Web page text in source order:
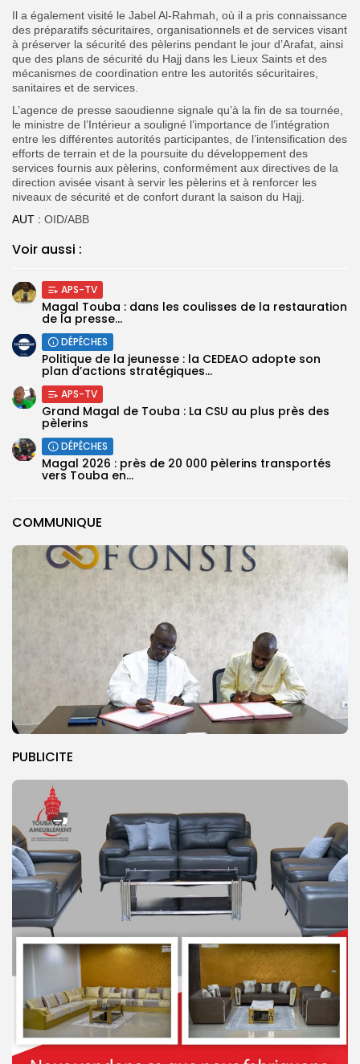
COMMUNIQUE
PUBLICITE
Il a également visité le Jabel Al-Rahmah, où il a pris connaissance
des préparatifs sécuritaires, organisationnels et de services visant
à préserver la sécurité des pèlerins pendant le jour d’Arafat, ainsi
que des plans de sécurité du Hajj dans les Lieux Saints et des
mécanismes de coordination entre les autorités sécuritaires,
sanitaires et de services.
L’agence de presse saoudienne signale qu’à la fin de sa tournée,
le ministre de l’Intérieur a souligné l’importance de l’intégration
entre les différentes autorités participantes, de l’intensification des
efforts de terrain et de la poursuite du développement des
services fournis aux pèlerins, conformément aux directives de la
direction avisée visant à servir les pèlerins et à renforcer les
niveaux de sécurité et de confort durant la saison du Hajj.
AUT : OID/ABB
Voir aussi :
APS-TV
Magal Touba : dans les coulisses de la restauration
de la presse...
DÉPÊCHES
Politique de la jeunesse : la CEDEAO adopte son
plan d’actions stratégiques...
APS-TV
Grand Magal de Touba : La CSU au plus près des
pèlerins
DÉPÊCHES
Magal 2026 : près de 20 000 pèlerins transportés
vers Touba en...